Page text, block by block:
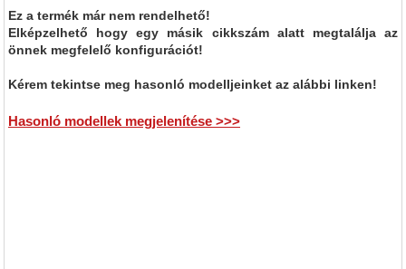
Ez a termék már nem rendelhető!
Elképzelhető hogy egy másik cikkszám alatt megtalálja az
önnek megfelelő konfigurációt!
Kérem tekintse meg hasonló modelljeinket az alábbi linken!
Hasonló modellek megjelenítése >>>